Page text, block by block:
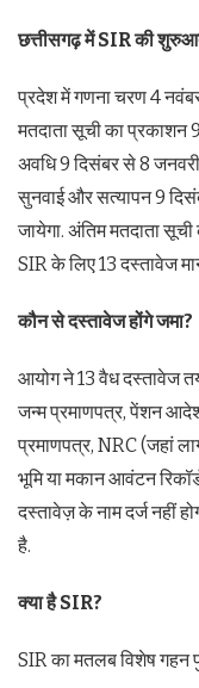
छत्तीसगढ़ में SIR की
प्रदेश में गणना चरण 4
मतदाता सूची का प्रकाशन
अवधि 9 दिसंबर से 8
सुनवाई और सत्यापन 9
जायेगा. अंतिम मतदाता
SIR के लिए 13 दस्तावेज
कौन से दस्तावेज होंगे जमा?
आयोग ने 13 वैध दस्तावेज
जन्म प्रमाणपत्र, पेंशन
प्रमाणपत्र, NRC (जहां
भूमि या मकान आवंटन
दस्तावेज़ के नाम दर्ज नहीं
है.
क्या है SIR?
SIR का मतलब विशेष गहन